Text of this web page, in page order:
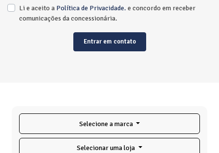
Li e aceito a Política de Privacidade. e concordo em receber
comunicações da concessionária.
Entrar em contato
Selecione a marca
Selecionar uma loja